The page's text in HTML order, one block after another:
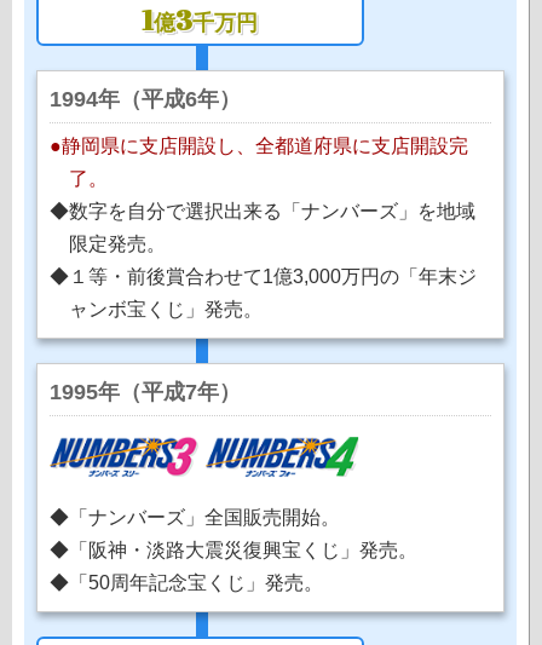
1億3千万円
1994年（平成6年）
●静岡県に支店開設し、全都道府県に支店開設完
了。
◆数字を自分で選択出来る「ナンバーズ」を地域
限定発売。
◆１等・前後賞合わせて1億3,000万円の「年末ジ
ャンボ宝くじ」発売。
1995年（平成7年）
◆「ナンバーズ」全国販売開始。
◆「阪神・淡路大震災復興宝くじ」発売。
◆「50周年記念宝くじ」発売。